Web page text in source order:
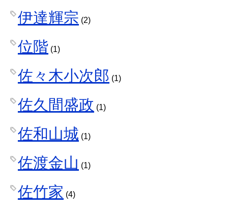
伊達輝宗 (2)
位階 (1)
佐々木小次郎 (1)
佐久間盛政 (1)
佐和山城 (1)
佐渡金山 (1)
佐竹家 (4)